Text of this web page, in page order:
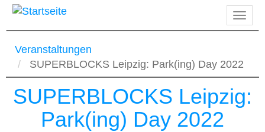
Direkt
Veranstaltungen
SUPERBLOCKS Leipzig: Park(ing) Day 2022
SUPERBLOCKS Leipzig:
Park(ing) Day 2022